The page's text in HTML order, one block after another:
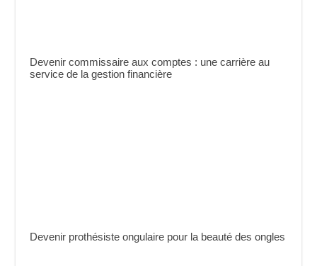
Devenir commissaire aux comptes : une carrière au
service de la gestion financière
Devenir prothésiste ongulaire pour la beauté des ongles